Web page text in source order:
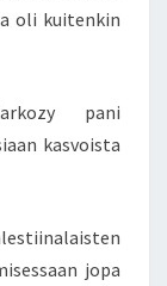
oli kuitenkin
pani
kasvoista
jopa